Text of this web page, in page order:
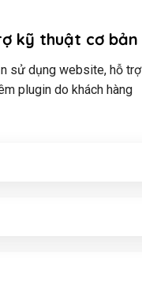
kỹ thuật cơ bản
sử dụng website, hỗ trợ
plugin do khách hàng